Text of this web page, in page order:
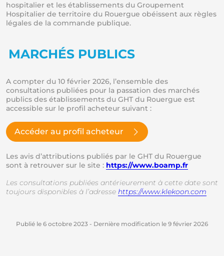
hospitalier et les établissements du Groupement
Hospitalier de territoire du Rouergue obéissent aux règles
légales de la commande publique.
MARCHÉS PUBLICS
A compter du 10 février 2026, l’ensemble des
consultations publiées pour la passation des marchés
publics des établissements du GHT du Rouergue est
accessible sur le profil acheteur suivant :
Accéder au profil acheteur
Les avis d’attributions publiés par le GHT du Rouergue
sont à retrouver sur le site : https://www.boamp.fr
Les consultations publiées antérieurement à cette date sont
toujours disponibles à l’adresse https://www.klekoon.com
Publié le 6 octobre 2023 - Dernière modification le 9 février 2026